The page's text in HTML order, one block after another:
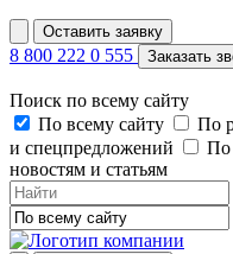
Оставить заявку
8 800 222 0 555 Заказать
Поиск по всему сайту
По всему сайту
По
и спецпредложений
По
новостям и статьям